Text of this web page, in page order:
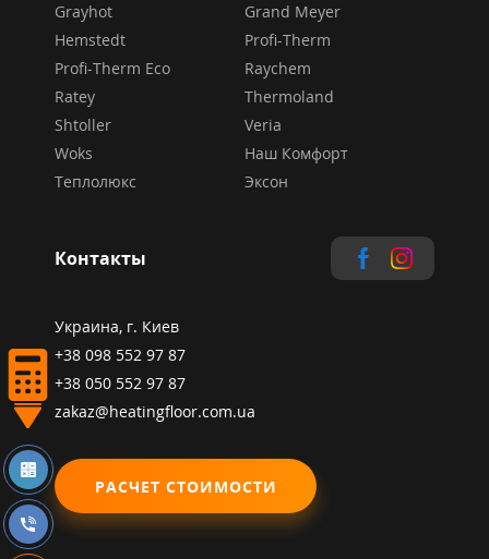
Grayhot
Grand Meyer
Hemstedt
Profi-Therm
Profi-Therm Eco
Raychem
Ratey
Thermoland
Shtoller
Veria
Woks
Наш Комфорт
Теплолюкс
Эксон
Контакты
Украина, г. Киев
+38 098 552 97 87
+38 050 552 97 87
zakaz@heatingfloor.com.ua
РАСЧЕТ СТОИМОСТИ